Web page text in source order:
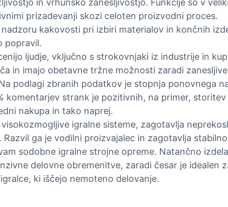
in vrhunsko zanesljivostjo. Funkcije so v
prizadevanji skozi celoten proizvodni proces.
kakovosti pri izbiri materialov in končnih
popravil.
ljudje, vključno s strokovnjaki iz industrije in
in imajo obetavne tržne možnosti zaradi zanesljive
podlagi zbranih podatkov je stopnja ponovnega
komentarjev strank je pozitivnih, na primer, storitev
nakupa in tako naprej.
igralne sisteme, zagotavlja
ga je vodilni proizvajalec in zagotavlja stabilno
sodobne igralne strojne opreme. Natančno
delovne obremenitve, zaradi česar je idealen
ki iščejo nemoteno delovanje.